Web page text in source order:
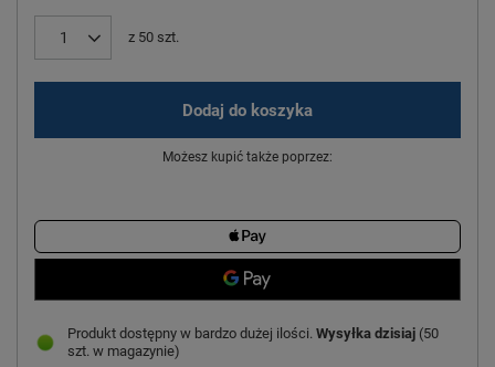
z 50 szt.
Dodaj do koszyka
Możesz kupić także poprzez:
Produkt dostępny w bardzo dużej ilości Wysyłka dzisiaj (50
szt. w magazynie)